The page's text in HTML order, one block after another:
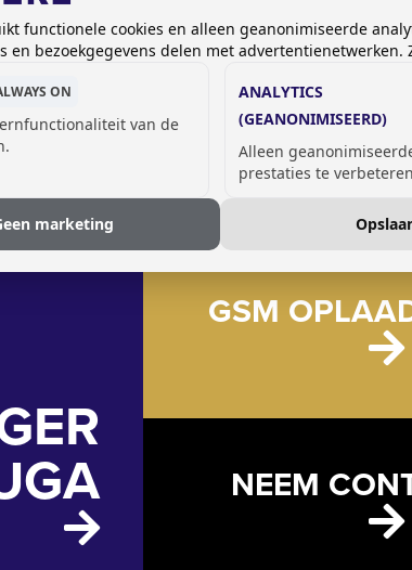
Technische Fiche
GSM
NEEM
functionele cookies en alleen geanonimiseerde
en bezoekgegevens delen met advertentienetwerken.
ON
van de
ANALYTICS
(GEANONIMISEERD)
Alleen
prestaties te
marketing